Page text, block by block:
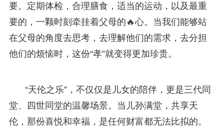
要。定期体检，合理膳食，适当的运动，以及最重
要的，一颗时刻牵挂着父母的🔥心。当我们能够站
在父母的角度去思考，去理解他们的需求，去分担
他们的烦恼时，这份“孝”就变得更加珍贵。
“天伦之乐”，不仅仅是儿女的陪伴，更是三代同
堂、四世同堂的温馨场景。当儿孙满堂，共享天
伦，那份喜悦和幸福，是任何财富都无法比拟的。